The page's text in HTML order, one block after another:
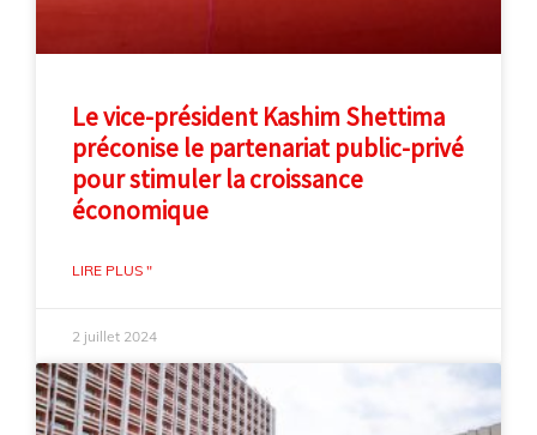
Le vice-président Kashim Shettima
préconise le partenariat public-privé
pour stimuler la croissance
économique
LIRE PLUS "
2 juillet 2024